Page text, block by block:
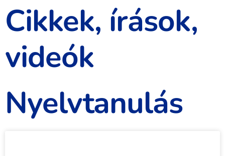
Cikkek, írások,
videók
Nyelvtanulás